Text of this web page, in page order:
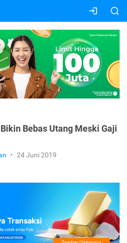
Bebas Utang Meski Gaji
• 24 Juni 2019